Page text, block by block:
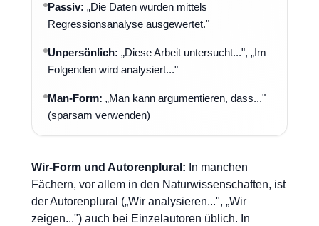
Passiv: „Die Daten wurden mittels
Regressionsanalyse ausgewertet."
Unpersönlich: „Diese Arbeit untersucht...", „Im
Folgenden wird analysiert..."
Man-Form: „Man kann argumentieren, dass..."
(sparsam verwenden)
Wir-Form und Autorenplural: In manchen
Fächern, vor allem in den Naturwissenschaften, ist
der Autorenplural („Wir analysieren...", „Wir
zeigen...") auch bei Einzelautoren üblich. In